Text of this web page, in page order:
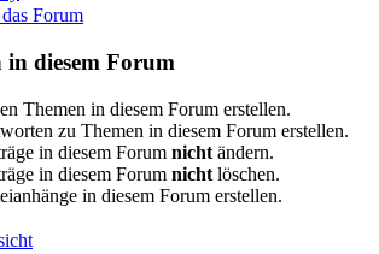
Forum
in diesem Forum
Themen in diesem Forum erstellen.
zu Themen in diesem Forum erstellen.
in diesem Forum nicht ändern.
in diesem Forum nicht löschen.
in diesem Forum erstellen.